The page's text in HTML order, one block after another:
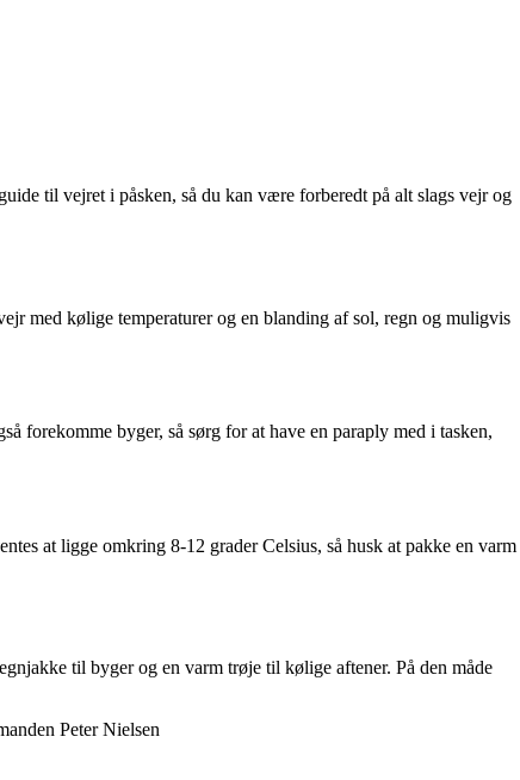
til vejret i påsken, så du kan være forberedt på alt slags vejr og
med kølige temperaturer og en blanding af sol, regn og muligvis
forekomme byger, så sørg for at have en paraply med i tasken,
at ligge omkring 8-12 grader Celsius, så husk at pakke en varm
til byger og en varm trøje til kølige aftener. På den måde
Peter Nielsen